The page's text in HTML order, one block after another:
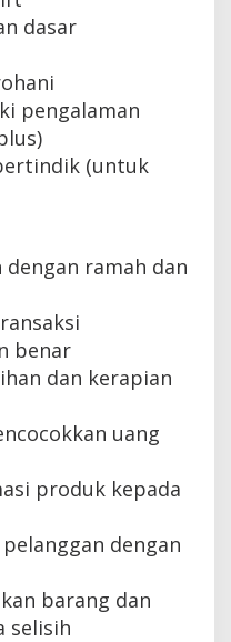
dasar
pengalaman
(untuk
dengan ramah dan
benar
dan kerapian
uang
produk kepada
dengan
barang dan
selisih